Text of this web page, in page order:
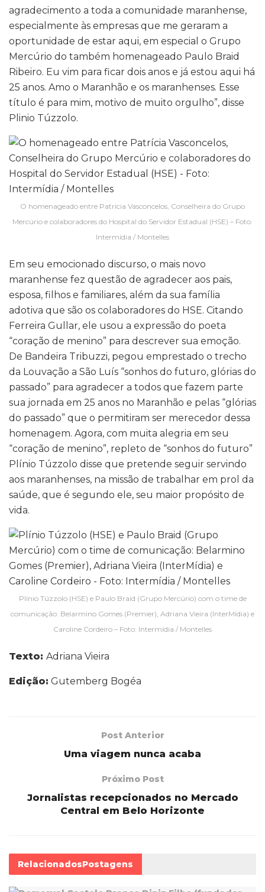
agradecimento a toda a comunidade maranhense,
especialmente às empresas que me geraram a
oportunidade de estar aqui, em especial o Grupo
Mercúrio do também homenageado Paulo Braid
Ribeiro. Eu vim para ficar dois anos e já estou aqui há
25 anos. Amo o Maranhão e os maranhenses. Esse
título é para mim, motivo de muito orgulho”, disse
Plinio Túzzolo.
O homenageado entre Patrícia Vasconcelos, Conselheira do Grupo
Mercúrio e colaboradores do Hospital do Servidor Estadual (HSE) – Foto:
Intermídia / Montelles
Em seu emocionado discurso, o mais novo
maranhense fez questão de agradecer aos pais,
esposa, filhos e familiares, além da sua família
adotiva que são os colaboradores do HSE. Citando
Ferreira Gullar, ele usou a expressão do poeta
“coração de menino” para descrever sua emoção.
De Bandeira Tribuzzi, pegou emprestado o trecho
da Louvação a São Luís “sonhos do futuro, glórias do
passado” para agradecer a todos que fazem parte
sua jornada em 25 anos no Maranhão e pelas “glórias
do passado” que o permitiram ser merecedor dessa
homenagem. Agora, com muita alegria em seu
“coração de menino”, repleto de “sonhos do futuro”
Plínio Túzzolo disse que pretende seguir servindo
aos maranhenses, na missão de trabalhar em prol da
saúde, que é segundo ele, seu maior propósito de
vida.
Plínio Túzzolo (HSE) e Paulo Braid (Grupo Mercúrio) com o time de
comunicação: Belarmino Gomes (Premier), Adriana Vieira (InterMídia) e
Caroline Cordeiro – Foto: Intermídia / Montelles
Texto: Adriana Vieira
Edição: Gutemberg Bogéa
Post Anterior
Uma viagem nunca acaba
Próximo Post
Jornalistas recepcionados no Mercado
Central em Belo Horizonte
RelacionadosPostagens